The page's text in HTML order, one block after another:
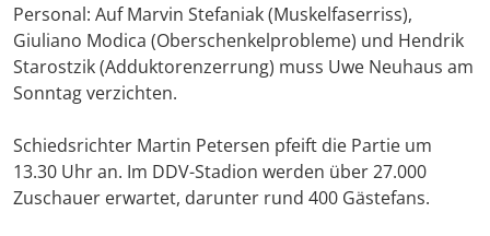
Personal: Auf Marvin Stefaniak (Muskelfaserriss),
Giuliano Modica (Oberschenkelprobleme) und Hendrik
Starostzik (Adduktorenzerrung) muss Uwe Neuhaus am
Sonntag verzichten.
Schiedsrichter Martin Petersen pfeift die Partie um
13.30 Uhr an. Im DDV-Stadion werden über 27.000
Zuschauer erwartet, darunter rund 400 Gästefans.